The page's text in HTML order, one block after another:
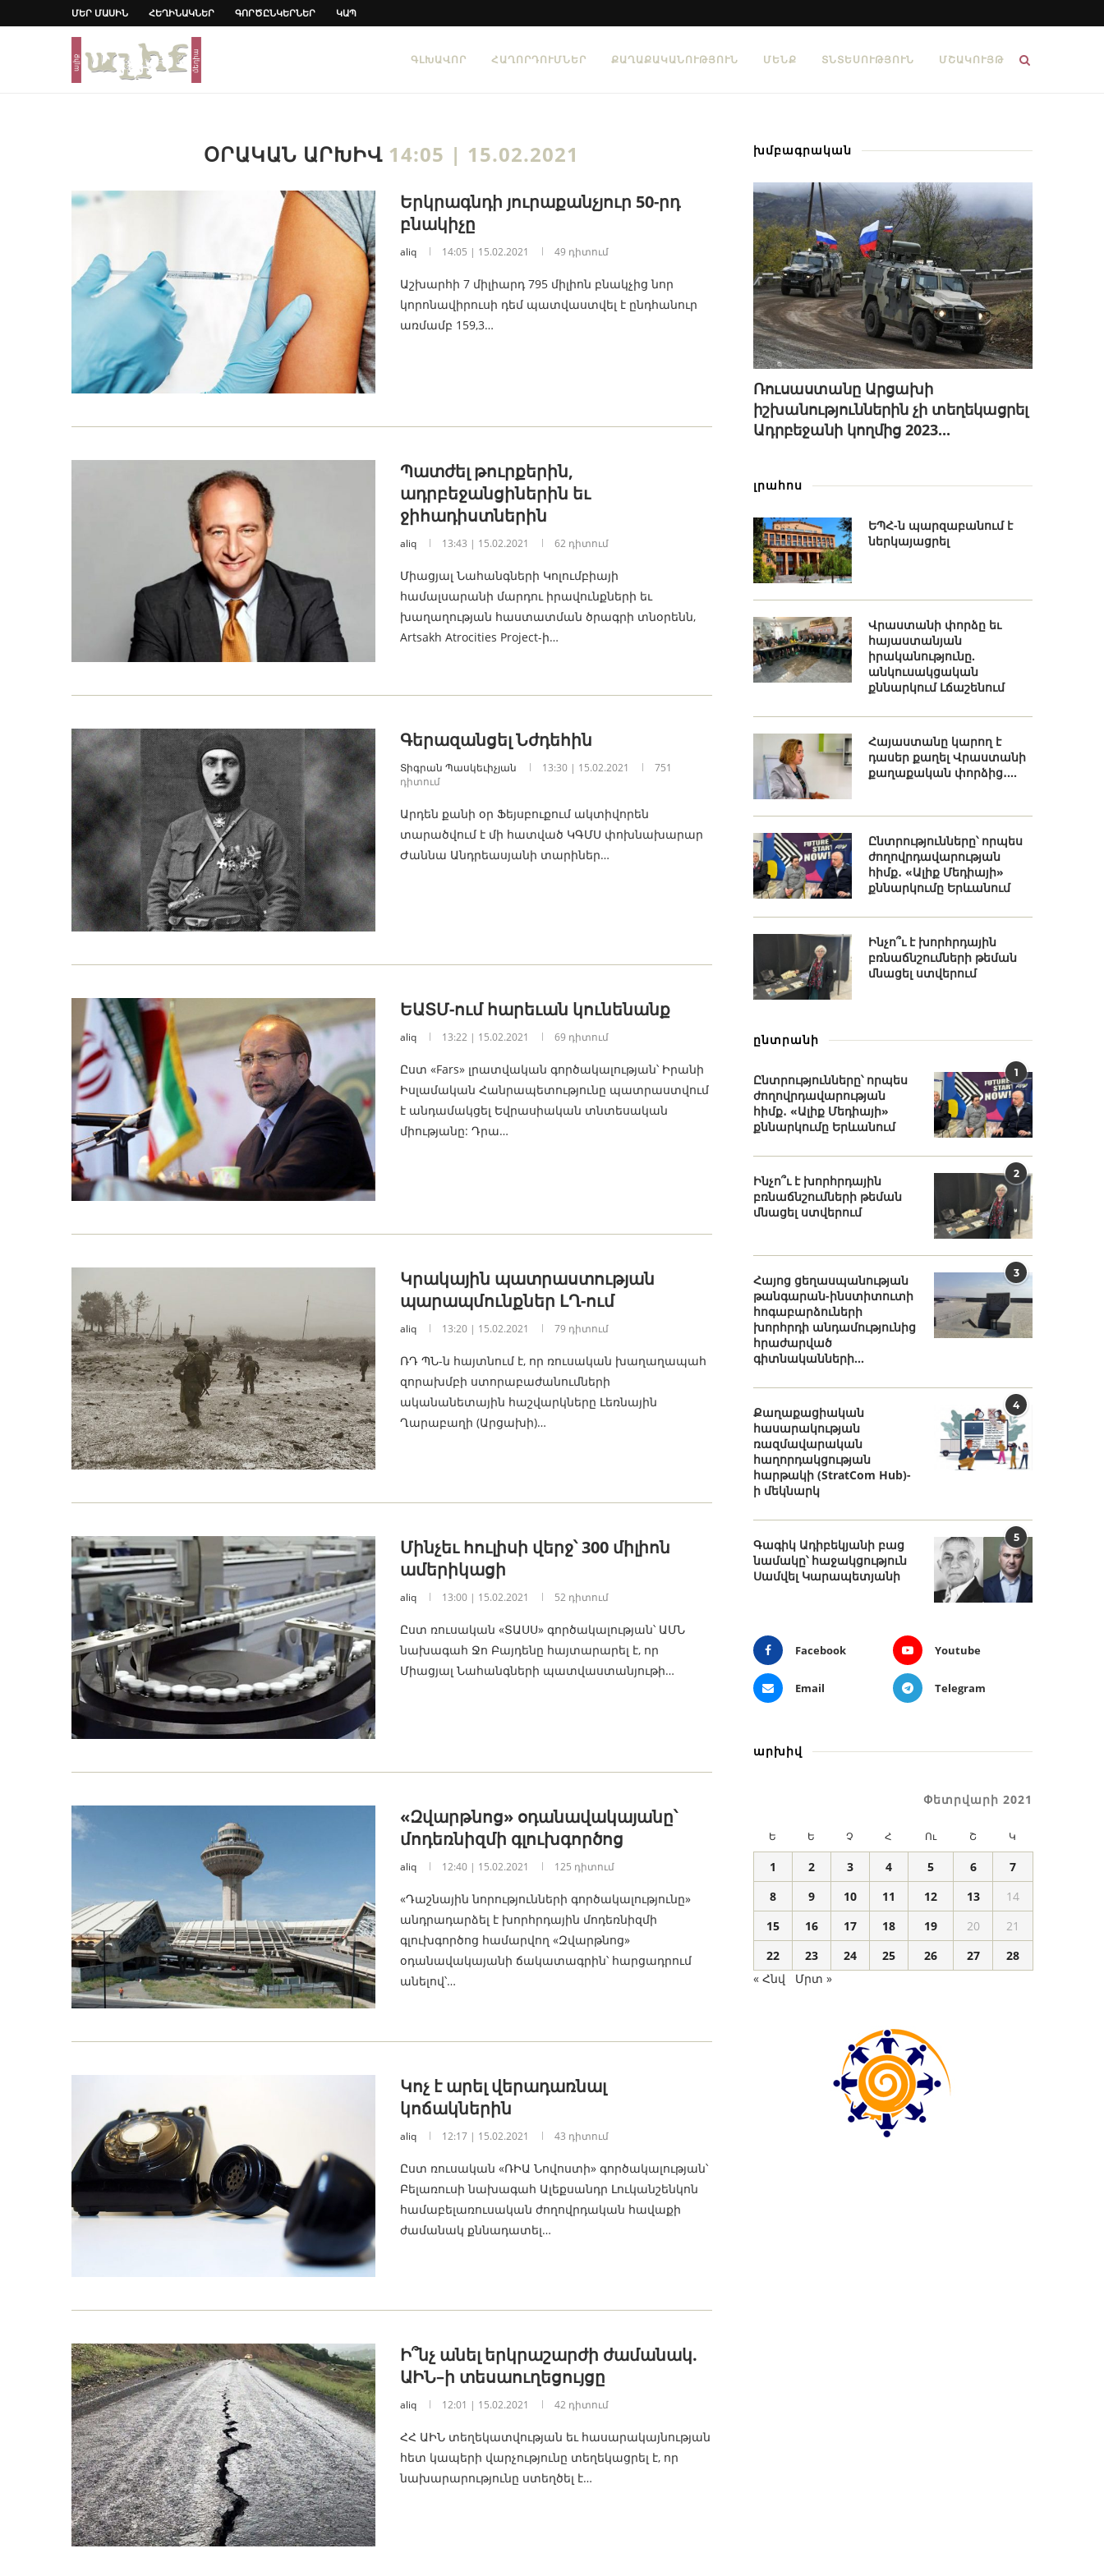
ՄԵՐ ՄԱՍԻՆ ՀԵՂԻՆԱԿՆԵՐ ԳՈՐԾԸՆԿԵՐՆԵՐ ԿԱՊ
ԳԼԽԱՎՈՐ ՀԱՂՈՐԴՈՒՄՆԵՐ ՔԱՂԱՔԱԿԱՆՈՒԹՅՈՒՆ ՄԵՆՔ ՏՆՏԵՍՈՒԹՅՈՒՆ ՄՇԱԿՈՒՅԹ
ՕՐԱԿԱՆ ԱՐԽԻՎ 14:05 | 15.02.2021
Երկրագնդի յուրաքանչյուր 50-րդ
բնակիչը
aliq 14:05 | 15.02.2021 49 դիտում
Աշխարհի 7 միլիարդ 795 միլիոն բնակչից նոր
կորոնավիրուսի դեմ պատվաստվել է ընդհանուր
առմամբ 159,3…
Պատժել թուրքերին,
ադրբեջանցիներին եւ
ջիհադիստներին
aliq 13:43 | 15.02.2021 62 դիտում
Միացյալ Նահանգների Կոլումբիայի
համալսարանի մարդու իրավունքների եւ
խաղաղության հաստատման ծրագրի տնօրենն,
Artsakh Atrocities Project-ի…
Գերազանցել Նժդեհին
Տիգրան Պասկեւիչյան 13:30 | 15.02.2021
751
դիտում
Արդեն քանի օր Ֆեյսբուքում ակտիվորեն
տարածվում է մի հատված ԿԳՄՍ փոխնախարար
Ժաննա Անդրեասյանի տարիներ…
ԵԱՏՄ-ում հարեւան կունենանք
aliq 13:22 | 15.02.2021 69 դիտում
Ըստ «Fars» լրատվական գործակալության՝ Իրանի
Իսլամական Հանրապետությունը պատրաստվում
է անդամակցել Եվրասիական տնտեսական
միությանը: Դրա…
Կրակային պատրաստության
պարապմունքներ ԼՂ-ում
aliq 13:20 | 15.02.2021 79 դիտում
ՌԴ ՊՆ-ն հայտնում է, որ ռուսական խաղաղապահ
զորախմբի ստորաբաժանումների
ականանետային հաշվարկները Լեռնային
Ղարաբաղի (Արցախի)…
Մինչեւ հուլիսի վերջ՝ 300 միլիոն
ամերիկացի
aliq 13:00 | 15.02.2021 52 դիտում
Ըստ ռուսական «ՏԱՍՍ» գործակալության՝ ԱՄՆ
նախագահ Ջո Բայդենը հայտարարել է, որ
Միացյալ Նահանգների պատվաստանյութի…
«Զվարթնոց» օդանավակայանը՝
մոդեռնիզմի գլուխգործոց
aliq 12:40 | 15.02.2021 125 դիտում
«Դաշնային նորությունների գործակալությունը»
անդրադարձել է խորհրդային մոդեռնիզմի
գլուխգործոց համարվող «Զվարթնոց»
օդանավակայանի ճակատագրին՝ հարցադրում
անելով՝…
Կոչ է արել վերադառնալ
կոճակներին
aliq 12:17 | 15.02.2021 43 դիտում
Ըստ ռուսական «ՌԻԱ Նովոստի» գործակալության՝
Բելառուսի նախագահ Ալեքսանդր Լուկանշենկոն
համաբելառուսական ժողովրդական հավաքի
ժամանակ քննադատել…
Ի՞նչ անել երկրաշարժի ժամանակ.
ԱԻՆ–ի տեսաուղեցույցը
aliq 12:01 | 15.02.2021 42 դիտում
ՀՀ ԱԻՆ տեղեկատվության եւ հասարակայնության
հետ կապերի վարչությունը տեղեկացրել է, որ
նախարարությունը ստեղծել է…
խմբագրական
Ռուսաստանը Արցախի
իշխանություններին չի տեղեկացրել
Ադրբեջանի կողմից 2023...
լրահոս
ԵՊՀ-ն պարզաբանում է
ներկայացրել
Վրաստանի փորձը եւ
հայաստանյան
իրականությունը.
անկուսակցական
քննարկում Լճաշենում
Հայաստանը կարող է
դասեր քաղել Վրաստանի
քաղաքական փորձից․...
Ընտրությունները՝ որպես
ժողովրդավարության
հիմք․ «Ալիք Մեդիայի»
քննարկումը Երևանում
Ինչո՞ւ է խորհրդային
բռնաճնշումների թեման
մնացել ստվերում
ընտրանի
1
Ընտրությունները՝ որպես
ժողովրդավարության
հիմք․ «Ալիք Մեդիայի»
քննարկումը Երևանում
2
Ինչո՞ւ է խորհրդային
բռնաճնշումների թեման
մնացել ստվերում
3
Հայոց ցեղասպանության
թանգարան-ինստիտուտի
հոգաբարձուների
խորհրդի անդամությունից
հրաժարված
գիտնականների...
4
Քաղաքացիական
հասարակության
ռազմավարական
հաղորդակցության
հարթակի (StratCom Hub)-
ի մեկնարկ
5
Գագիկ Ադիբեկյանի բաց
նամակը՝ հաջակցություն
Սամվել Կարապետյանի
Facebook Youtube
Email Telegram
արխիվ
Փետրվարի 2021
Ե Ե Չ Հ Ու Շ Կ
1 2 3 4 5 6
7
8
9 10 11 12 13
14
15
16 17 18 19 20
21
22
23 24 25 26 27
28
« Հնվ
Մրտ »